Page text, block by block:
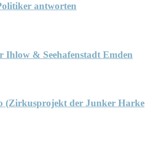
antworten
Ihlow & Seehafenstadt Emden
(Zirkusprojekt der Junker Harke